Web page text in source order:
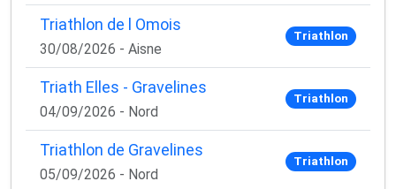
Triathlon de l Omois
30/08/2026 - Aisne
Triathlon
Triath Elles - Gravelines
04/09/2026 - Nord
Triathlon
Triathlon de Gravelines
05/09/2026 - Nord
Triathlon